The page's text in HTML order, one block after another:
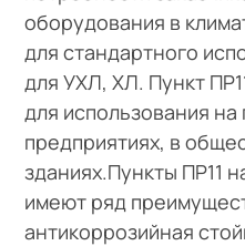
оборудования в
для стандартного
для УХЛ, ХЛ. Пункт
для использования
предприятиях, в
зданиях.Пункты ПР11
имеют ряд
антикоррозийная